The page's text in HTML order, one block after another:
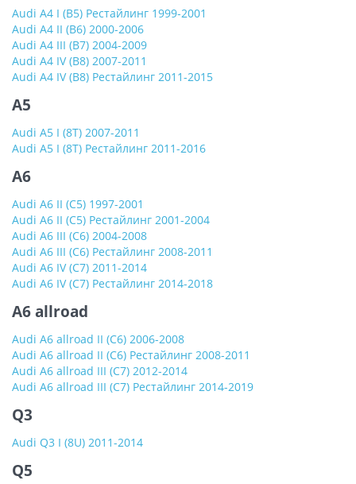
Audi A4 I (B5) Рестайлинг 1999-2001
Audi A4 II (B6) 2000-2006
Audi A4 III (B7) 2004-2009
Audi A4 IV (B8) 2007-2011
Audi A4 IV (B8) Рестайлинг 2011-2015
A5
Audi A5 I (8T) 2007-2011
Audi A5 I (8T) Рестайлинг 2011-2016
A6
Audi A6 II (C5) 1997-2001
Audi A6 II (C5) Рестайлинг 2001-2004
Audi A6 III (C6) 2004-2008
Audi A6 III (C6) Рестайлинг 2008-2011
Audi A6 IV (C7) 2011-2014
Audi A6 IV (C7) Рестайлинг 2014-2018
A6 allroad
Audi A6 allroad II (C6) 2006-2008
Audi A6 allroad II (C6) Рестайлинг 2008-2011
Audi A6 allroad III (C7) 2012-2014
Audi A6 allroad III (C7) Рестайлинг 2014-2019
Q3
Audi Q3 I (8U) 2011-2014
Q5